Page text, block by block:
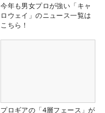
今年も男女プロが強い「キャ
ロウェイ」のニュース一覧は
こちら！
プロギアの「4層フェース」が